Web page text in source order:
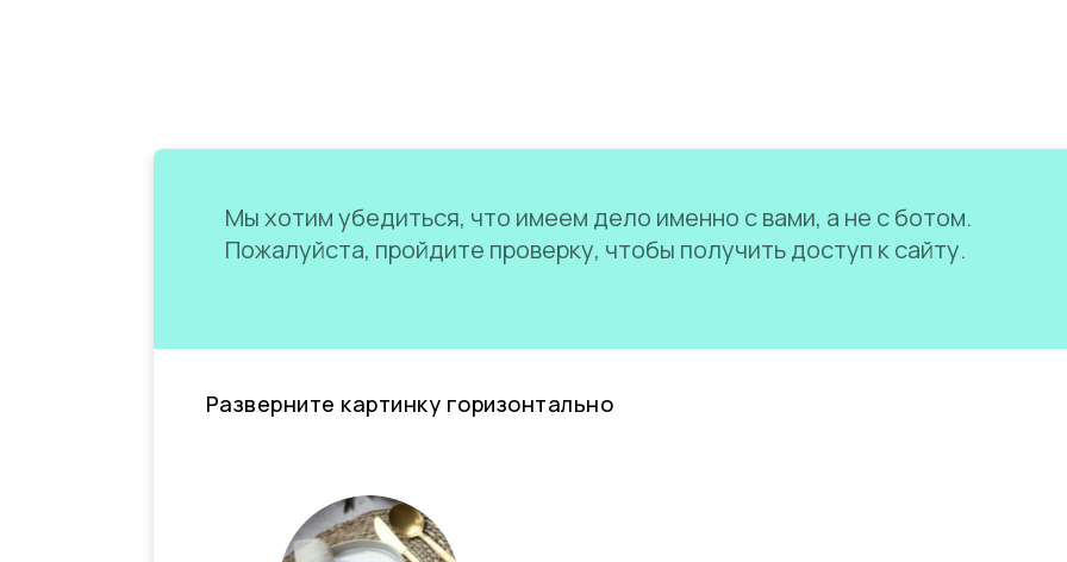
Мы хотим убедиться, что имеем дело именно с вами, а не с ботом.
Пожалуйста, пройдите проверку, чтобы получить доступ к сайту.
Разверните картинку горизонтально